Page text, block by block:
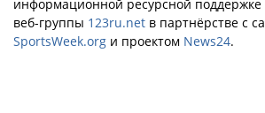
информационной ресурсной
веб-группы 123ru.net в партнёрстве с
SportsWeek.org и проектом News24.